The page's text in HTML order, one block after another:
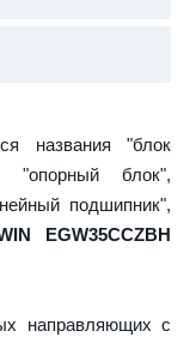
названия "блок
"опорный блок",
подшипник",
EGW35CCZBH
направляющих с